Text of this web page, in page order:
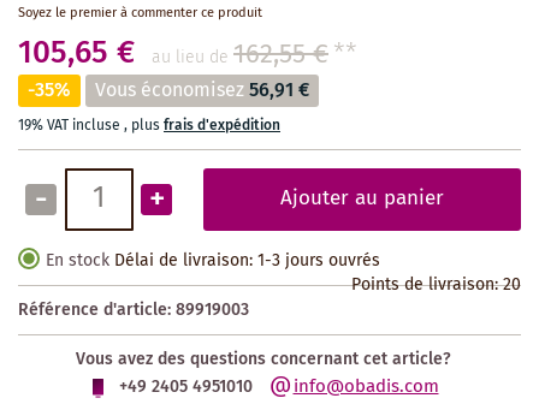
Soyez le premier à commenter ce produit
105,65 € au lieu de 162,55 €**
-35% Vous économisez56,91 €
19% VAT incluse , plusfrais d'expédition
- + Ajouter au panier
En stock Délai de livraison: 1-3 jours ouvrés
Points de livraison:20
Référence d'article:89919003
Vous avez des questions concernant cet article?
+49 2405 4951010
info@obadis.com